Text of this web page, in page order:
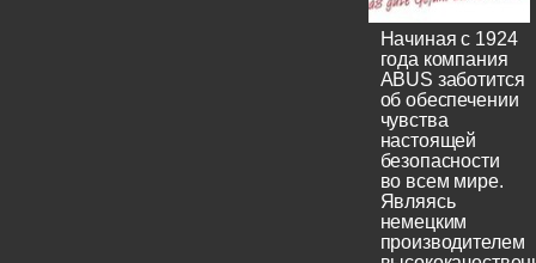
Начиная с 1924
года компания
ABUS заботится
об обеспечении
чувства
настоящей
безопасности
во всем мире.
Являясь
немецким
производителем